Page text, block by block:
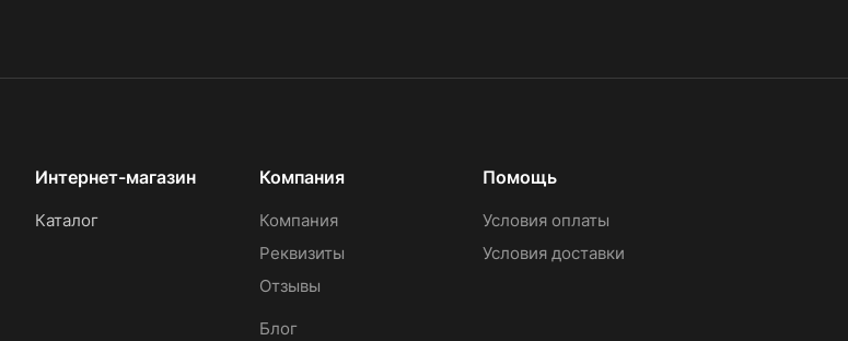
Интернет-магазин
Каталог
Компания
Компания
Реквизиты
Отзывы
Блог
Помощь
Условия оплаты
Условия доставки